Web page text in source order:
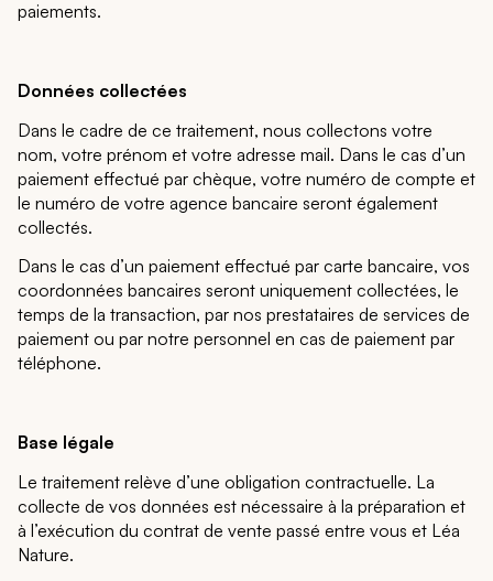
paiements.
Données collectées
Dans le cadre de ce traitement, nous collectons votre
nom, votre prénom et votre adresse mail. Dans le cas d’un
paiement effectué par chèque, votre numéro de compte et
le numéro de votre agence bancaire seront également
collectés.
Dans le cas d’un paiement effectué par carte bancaire, vos
coordonnées bancaires seront uniquement collectées, le
temps de la transaction, par nos prestataires de services de
paiement ou par notre personnel en cas de paiement par
téléphone.
Base légale
Le traitement relève d’une obligation contractuelle. La
collecte de vos données est nécessaire à la préparation et
à l’exécution du contrat de vente passé entre vous et Léa
Nature.